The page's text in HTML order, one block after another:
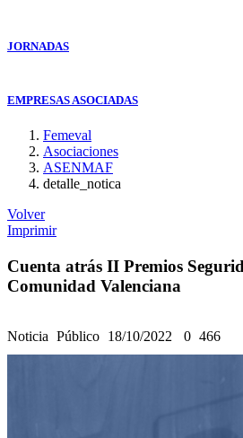
JORNADAS
EMPRESAS ASOCIADAS
Femeval
Asociaciones
ASENMAF
detalle_notica
Volver
Imprimir
Cuenta atrás II Premios
Comunidad Valenciana
Noticia Público 18/10/2022 0 466